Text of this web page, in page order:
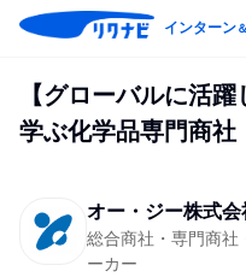
インターン＆
【グローバルに活
学ぶ化学品専門商社
オー・ジー株式会
総合商社・専門商社
ーカー